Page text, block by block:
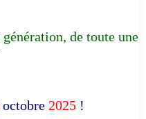
de toute une
octobre 2025 !